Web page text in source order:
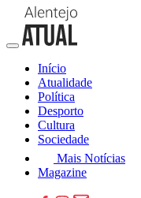
Início
Atualidade
Política
Desporto
Cultura
Sociedade
Mais Notícias
Magazine